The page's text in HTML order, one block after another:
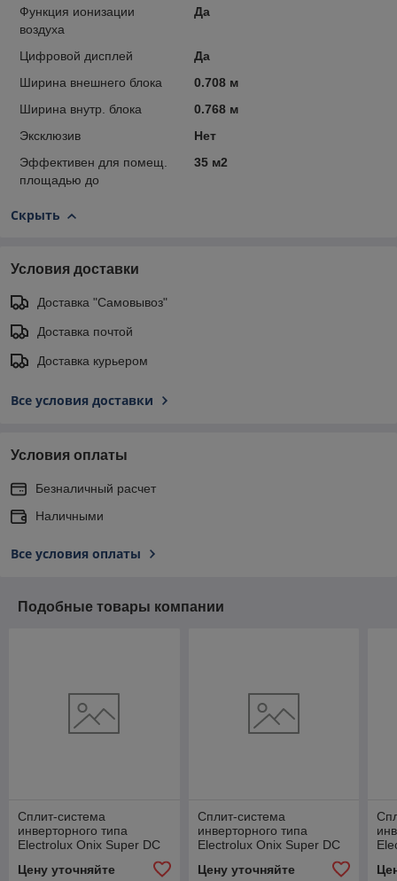
Функция ионизации
воздуха
Да
Цифровой дисплей
Да
Ширина внешнего блока
0.708 м
Ширина внутр. блока
0.768 м
Эксклюзив
Нет
Эффективен для помещ.
площадью до
35 м2
Скрыть
Условия доставки
Доставка "Самовывоз"
Доставка почтой
Доставка курьером
Все условия доставки
Условия оплаты
Безналичный расчет
Наличными
Все условия оплаты
Подобные товары компании
Сплит-система
инверторного типа
Electrolux Onix Super DC
EACS/I-18HIX-BLACK/N8
комплект
Цену уточняйте
Сплит-система
инверторного типа
Electrolux Onix Super DC
EACS/I-09HIX-BLACK/N8
комплект с Wi-Fi
Цену уточняйте